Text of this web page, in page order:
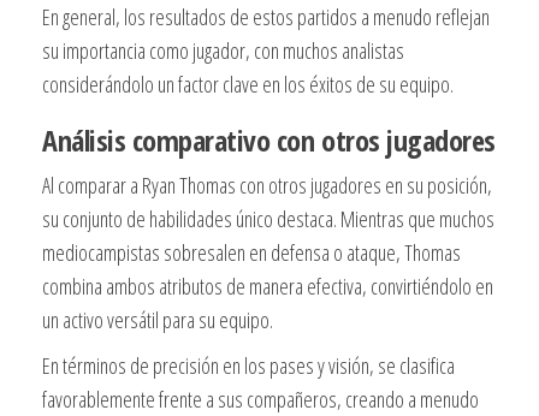
En general, los resultados de estos partidos a menudo reflejan
su importancia como jugador, con muchos analistas
considerándolo un factor clave en los éxitos de su equipo.
Análisis comparativo con otros jugadores
Al comparar a Ryan Thomas con otros jugadores en su posición,
su conjunto de habilidades único destaca. Mientras que muchos
mediocampistas sobresalen en defensa o ataque, Thomas
combina ambos atributos de manera efectiva, convirtiéndolo en
un activo versátil para su equipo.
En términos de precisión en los pases y visión, se clasifica
favorablemente frente a sus compañeros, creando a menudo